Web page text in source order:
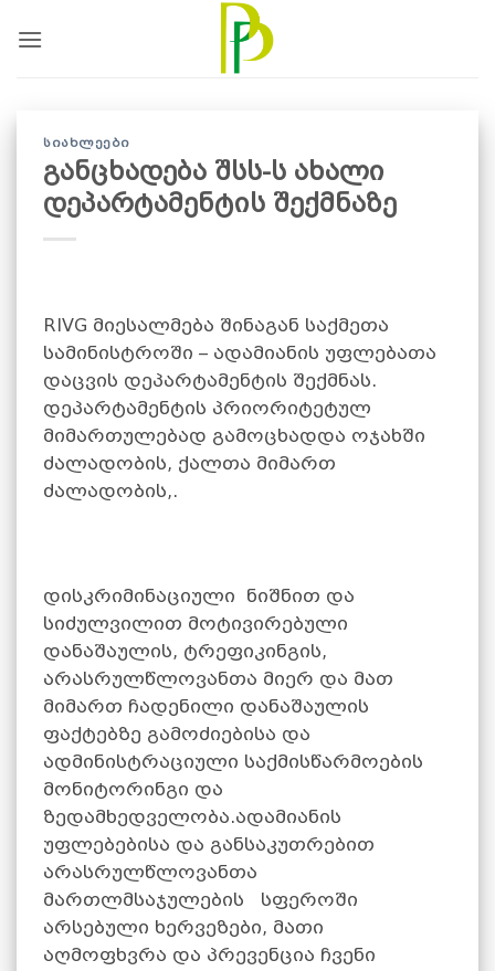
ᲡᲘᲐᲮᲚᲔᲔᲑᲘ
განცხადება შსს-ს ახალი
დეპარტამენტის შექმნაზე
RIVG მიესალმება შინაგან საქმეთა
სამინისტროში – ადამიანის უფლებათა
დაცვის დეპარტამენტის შექმნას.
დეპარტამენტის პრიორიტეტულ
მიმართულებად გამოცხადდა ოჯახში
ძალადობის, ქალთა მიმართ
ძალადობის,.
დისკრიმინაციული ნიშნით და
სიძულვილით მოტივირებული
დანაშაულის, ტრეფიკინგის,
არასრულწლოვანთა მიერ და მათ
მიმართ ჩადენილი დანაშაულის
ფაქტებზე გამოძიებისა და
ადმინისტრაციული საქმისწარმოების
მონიტორინგი და
ზედამხედველობა.ადამიანის
უფლებებისა და განსაკუთრებით
არასრულწლოვანთა
მართლმსაჯულების სფეროში
არსებული ხერვეზები, მათი
აღმოფხვრა და პრევენცია ჩვენი